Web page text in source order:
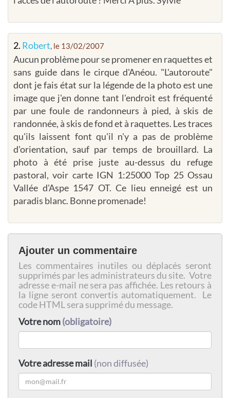
2. Robert, le 13/02/2007
Aucun problème pour se promener en raquettes et
sans guide dans le cirque d'Anéou. "L'autoroute"
dont je fais état sur la légende de la photo est une
image que j'en donne tant l'endroit est fréquenté
par une foule de randonneurs à pied, à skis de
randonnée, à skis de fond et à raquettes. Les traces
qu'ils laissent font qu'il n'y a pas de problème
d'orientation, sauf par temps de brouillard. La
photo à été prise juste au-dessus du refuge
pastoral, voir carte IGN 1:25000 Top 25 Ossau
Vallée d'Aspe 1547 OT. Ce lieu enneigé est un
paradis blanc. Bonne promenade!
Ajouter un commentaire
Les commentaires inutiles ou déplacés seront
supprimés par les administrateurs du site. Votre
adresse e-mail ne sera pas affichée. Les retours à
la ligne seront convertis automatiquement. Le
code HTML sera supprimé du message.
Votre nom(obligatoire)
Votre adresse mail (non diffusée)